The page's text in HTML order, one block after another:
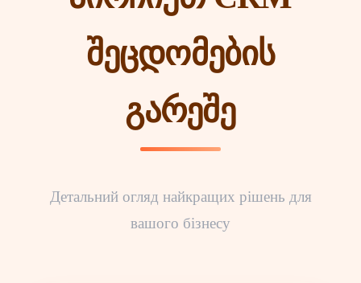
შეცდომების
გარეშე
Детальний огляд найкращих рішень для
вашого бізнесу